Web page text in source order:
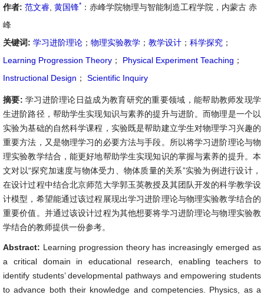
作者: 范文睿 黄国锋* ：赤峰学院物理与智能制造工程学院，内蒙古 赤
峰
关键词: 学习进阶理论 ； 物理实验教学 ； 教学设计 ； 科学探究 ；
Learning Progression Theory ； Physical Experiment Teaching ；
Instructional Design ； Scientific Inquiry
摘要: 学习进阶理论日益成为教育研究的重要领域，能帮助教师发现学
生进阶路径，帮助学生实现知识与素养的提升与进阶。而物理是一个以
实验为基础的自然科学课程，实验既是帮助建立学生对物理学习兴趣的
重要方法，又是物理学习的必要方法与手段。所以将学习进阶理论与物
理实验教学结合，能更好地帮助学生实现知识的掌握与素养的提升。本
文对以“探究加速度与物体受力、物体质量的关系”实验为例进行设计，
在设计过程中结合北京师范大学郭玉英教授及其团队开发的科学教学设
计模型，希望能通过该过程展现出学习进阶理论与物理实验教学结合的
重要价值。并通过该设计过程为其他想要将学习进阶理论与物理实验教
学结合的教师提供一份参考。
Abstract: Learning progression theory has increasingly emerged as
a critical domain in educational research, enabling teachers to
identify students’ developmental pathways and empowering students
to advance both their knowledge and competencies. Physics, as a